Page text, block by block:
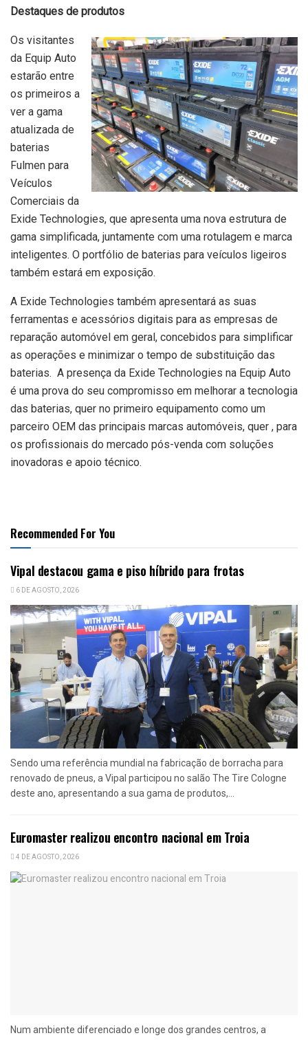
Destaques de produtos
Os visitantes
da Equip Auto
estarão entre
os primeiros a
ver a gama
atualizada de
baterias
Fulmen para
Veículos
Comerciais da
Exide Technologies, que apresenta uma nova estrutura de
gama simplificada, juntamente com uma rotulagem e marca
inteligentes. O portfólio de baterias para veículos ligeiros
também estará em exposição.
A Exide Technologies também apresentará as suas
ferramentas e acessórios digitais para as empresas de
reparação automóvel em geral, concebidos para simplificar
as operações e minimizar o tempo de substituição das
baterias. A presença da Exide Technologies na Equip Auto
é uma prova do seu compromisso em melhorar a tecnologia
das baterias, quer no primeiro equipamento como um
parceiro OEM das principais marcas automóveis, quer , para
os profissionais do mercado pós-venda com soluções
inovadoras e apoio técnico.
Recommended For You
Vipal destacou gama e piso híbrido para frotas
6 DE AGOSTO, 2026
Sendo uma referência mundial na fabricação de borracha para
renovado de pneus, a Vipal participou no salão The Tire Cologne
deste ano, apresentando a sua gama de produtos,...
Euromaster realizou encontro nacional em Troia
4 DE AGOSTO, 2026
Num ambiente diferenciado e longe dos grandes centros, a